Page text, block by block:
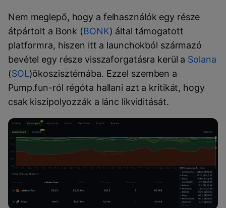
Nem meglepő, hogy a felhasználók egy része
átpártolt a Bonk (BONK) által támogatott
platformra, hiszen itt a launchokból származó
bevétel egy része visszaforgatásra kerül a Solana
(SOL)ökoszisztémába. Ezzel szemben a
Pump.fun-ról régóta hallani azt a kritikát, hogy
csak kiszipolyozzák a lánc likviditását.